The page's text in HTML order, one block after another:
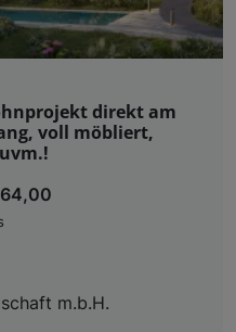
direkt am
voll möbliert,
m.b.H.